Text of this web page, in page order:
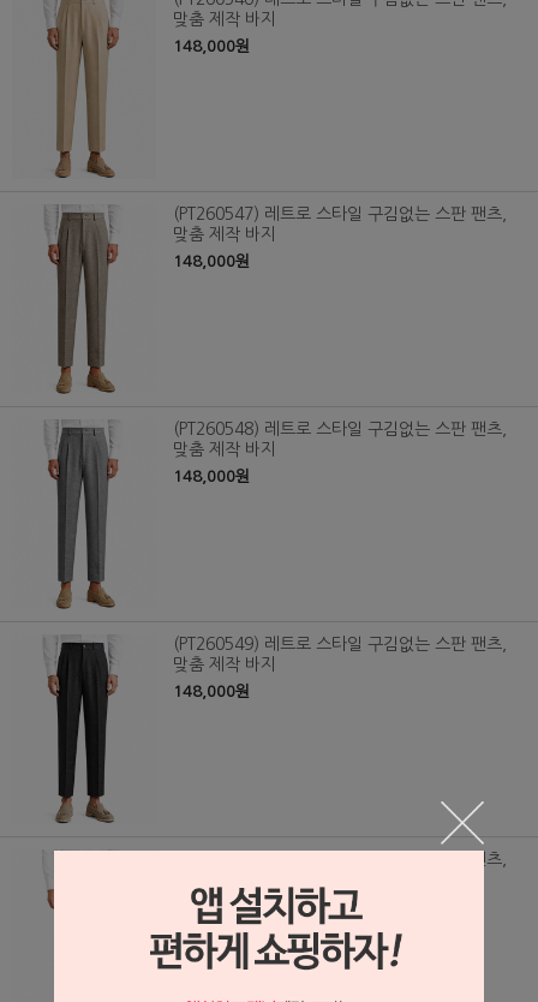
맞춤 제작 바지
148,000원
(PT260547) 레트로 스타일 구김없는 스판 팬츠,
맞춤 제작 바지
148,000원
(PT260548) 레트로 스타일 구김없는 스판 팬츠,
맞춤 제작 바지
148,000원
(PT260549) 레트로 스타일 구김없는 스판 팬츠,
맞춤 제작 바지
148,000원
(PT260550) 레트로 스타일 구김없는 스판 팬츠,
148,000원